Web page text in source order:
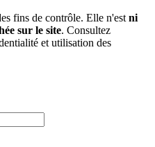
fins de contrôle. Elle n'est ni
sur le site. Consultez
et utilisation des